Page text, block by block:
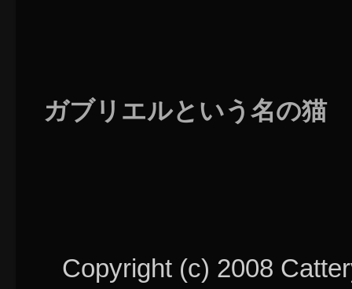
ガブリエルという名の猫
Copyright (c) 2008